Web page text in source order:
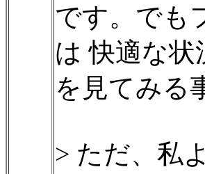
です。でも
は 快適な
を見てみる
> ただ、私